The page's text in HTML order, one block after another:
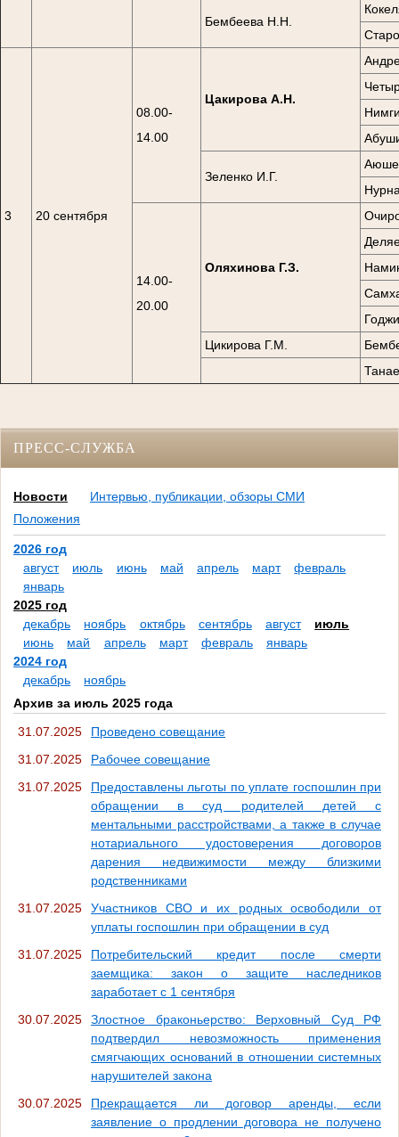
Бембеева Н.Н.
3 20 сентября
08.00-
14.00
Цакирова А.Н.
Зеленко И.Г.
14.00-
20.00
Оляхинова Г.З.
Цикирова Г.М.
ПРЕСС-СЛУЖБА
Новости
Интервью, публикации, обзоры СМИ
Положения
2026 год
август
июль июнь май апрель март
февраль
январь
2025 год
декабрь
ноябрь октябрь сентябрь август
июль
июнь
май апрель март февраль
январь
2024 год
декабрь
ноябрь
Архив за июль 2025 года
31.07.2025
Проведено совещание
31.07.2025
Рабочее совещание
31.07.2025
Предоставлены льготы по уплате госпошлин при
обращении в суд родителей детей с
ментальными расстройствами, а также в случае
нотариального удостоверения договоров
дарения недвижимости между близкими
родственниками
31.07.2025
Участников СВО и их родных освободили от
уплаты госпошлин при обращении в суд
31.07.2025
Потребительский кредит после смерти
заемщика: закон о защите наследников
заработает с 1 сентября
30.07.2025
Злостное браконьерство: Верховный Суд РФ
подтвердил невозможность применения
смягчающих оснований в отношении системных
нарушителей закона
30.07.2025
Прекращается ли договор аренды, если
заявление о продлении договора не получено